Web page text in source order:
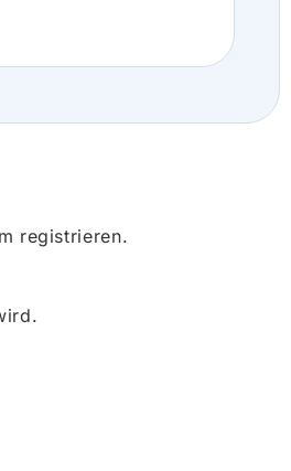
registrieren.